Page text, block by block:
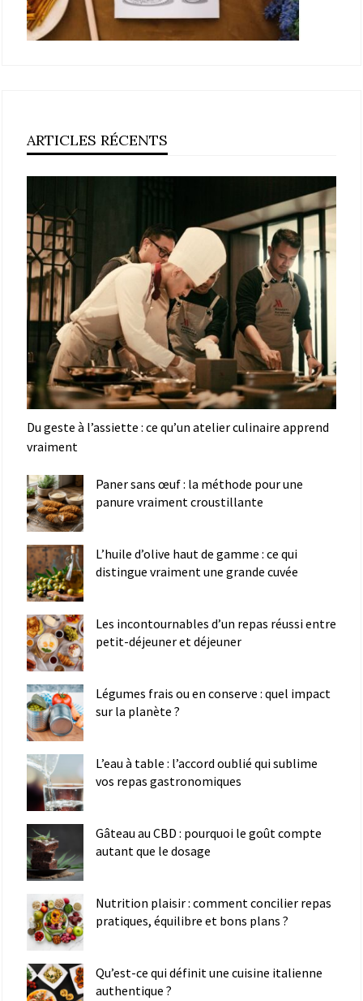
ARTICLES RÉCENTS
Du geste à l’assiette : ce qu’un atelier culinaire apprend
vraiment
Paner sans œuf : la méthode pour une
panure vraiment croustillante
L’huile d’olive haut de gamme : ce qui
distingue vraiment une grande cuvée
Les incontournables d’un repas réussi entre
petit-déjeuner et déjeuner
Légumes frais ou en conserve : quel impact
sur la planète ?
L’eau à table : l’accord oublié qui sublime
vos repas gastronomiques
Gâteau au CBD : pourquoi le goût compte
autant que le dosage
Nutrition plaisir : comment concilier repas
pratiques, équilibre et bons plans ?
Qu’est-ce qui définit une cuisine italienne
authentique ?